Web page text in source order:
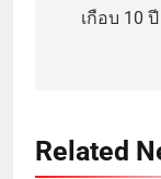
เกือบ 10
Related